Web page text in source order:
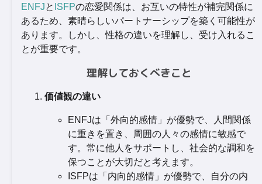
ENFJと ISFPの恋愛関係は、お互いの特性が補完関係に
あるため、素晴らしいパートナーシップを築く可能性が
あります。しかし、性格の違いを理解し、受け入れるこ
とが重要です。
理解しておくべきこと
価値観の違い
ENFJは「外向的感情」が優勢で、人間関係
に重きを置き、周囲の人々の感情に敏感で
す。常に他人をサポートし、社会的な調和を
保つことが大切だと考えます。
ISFPは「内向的感情」が優勢で、自分の内